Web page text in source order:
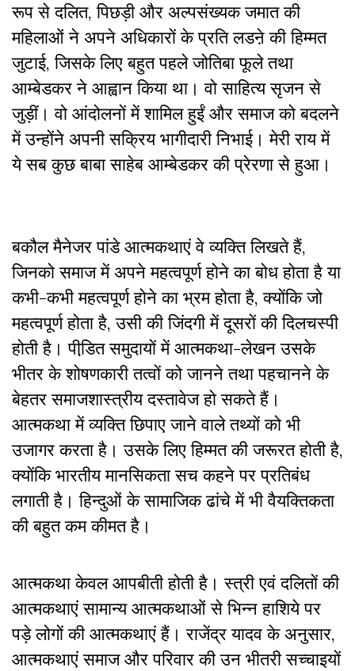
रूप से दलित, पिछड़ी और अल्पसंख्यक जमात की
महिलाओं ने अपने अधिकारों के प्रति लडऩे की हिम्मत
जुटाई, जिसके लिए बहुत पहले जोतिबा फूले तथा
आम्बेडकर ने आह्वान किया था। वो साहित्य सृजन से
जुड़ीं। वो आंदोलनों में शामिल हुईं और समाज को बदलने
में उन्होंने अपनी सक्रिय भागीदारी निभाई। मेरी राय में
ये सब कुछ बाबा साहेब आम्बेडकर की प्रेरणा से हुआ।
बकौल मैनेजर पांडे आत्मकथाएं वे व्यक्ति लिखते हैं,
जिनको समाज में अपने महत्वपूर्ण होने का बोध होता है या
कभी-कभी महत्वपूर्ण होने का भ्रम होता है, क्योंकि जो
महत्वपूर्ण होता है, उसी की जिंदगी में दूसरों की दिलचस्पी
होती है। पीडि़त समुदायों में आत्मकथा-लेखन उसके
भीतर के शोषणकारी तत्वों को जानने तथा पहचानने के
बेहतर समाजशास्त्रीय दस्तावेज हो सकते हैं।
आत्मकथा में व्यक्ति छिपाए जाने वाले तथ्यों को भी
उजागर करता है। उसके लिए हिम्मत की जरूरत होती है,
क्योंकि भारतीय मानसिकता सच कहने पर प्रतिबंध
लगाती है। हिन्दुओं के सामाजिक ढांचे में भी वैयक्तिकता
की बहुत कम कीमत है।
आत्मकथा केवल आपबीती होती है। स्त्री एवं दलितों की
आत्मकथाएं सामान्य आत्मकथाओं से भिन्न हाशिये पर
पड़े लोगों की आत्मकथाएं हैं। राजेंद्र यादव के अनुसार,
आत्मकथाएं समाज और परिवार की उन भीतरी सच्चाइयों